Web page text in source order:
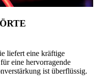
liefert eine kräftige
eine hervorragende
ist überflüssig.